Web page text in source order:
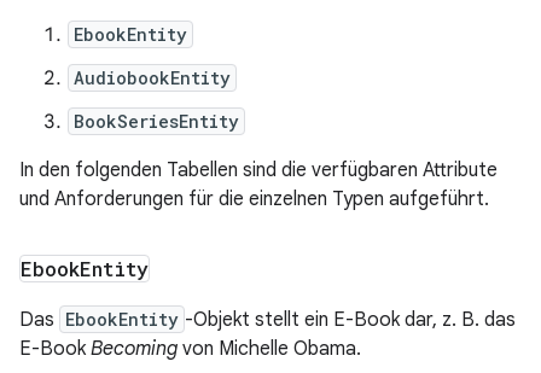
EbookEntity
AudiobookEntity
BookSeriesEntity
In den folgenden Tabellen sind die verfügbaren Attribute
und Anforderungen für die einzelnen Typen aufgeführt.
EbookEntity
Das EbookEntity -Objekt stellt ein E-Book dar, z. B. das
E-Book Becoming von Michelle Obama.